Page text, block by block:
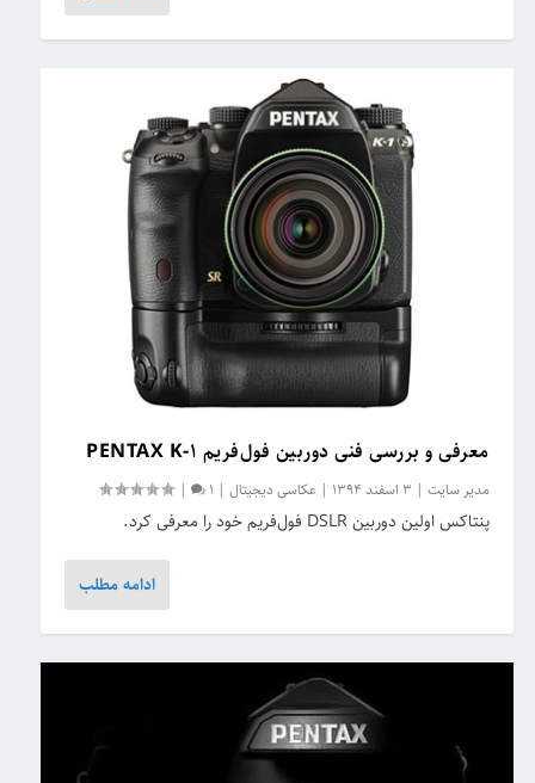
معرفی و بررسی فنی دوربین فول‌فریم PENTAX K-۱
مدیر سایت | 3 اسفند 1394 |عکاسی دیجیتال |
1
|
پنتاکس اولین دوربین DSLR فول‌فریم خود را معرفی کرد.
ادامه مطلب